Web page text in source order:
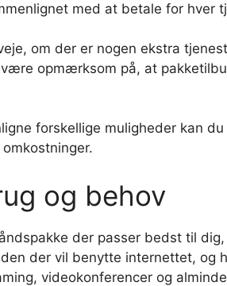
med at betale for hver
om der er nogen ekstra
opmærksom på, at
forskellige muligheder kan
og behov
der passer bedst til
der vil benytte internettet, og
videokonferencer og